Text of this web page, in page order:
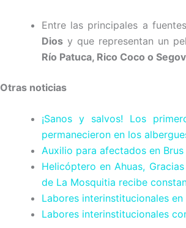
Entre las principales a
Dios y que representan un
Río Patuca, Rico Coco o
Otras noticias
¡Sanos y salvos! Los
permanecieron en los
Auxilio para afectados en Brus
Helicóptero en Ahuas,
de La Mosquitia recibe
Labores interinstitucionales
Labores interinstitucionales